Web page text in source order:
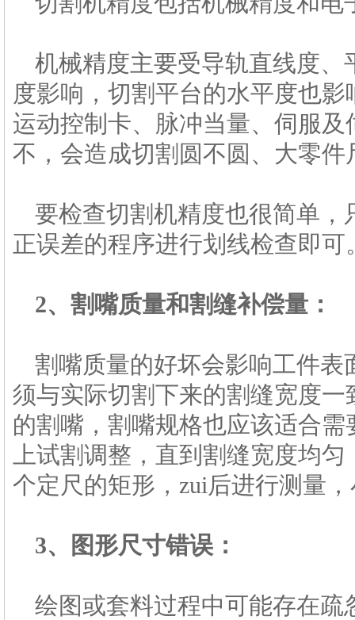
机械精度主要受导轨直线度
度影响，切割平台的水平度也
运动控制卡、脉冲当量、伺服
不，会造成切割圆不圆、大零件
要检查切割机精度也很简单
正误差的程序进行划线检查即可
2、割嘴质量和割缝补偿量：
割嘴质量的好坏会影响工件
须与实际切割下来的割缝宽度
的割嘴，割嘴规格也应该适合
上试割调整，直到割缝宽度均
个定尺的矩形，zui后进行测量
3、图形尺寸错误：
绘图或套料过程中可能存在